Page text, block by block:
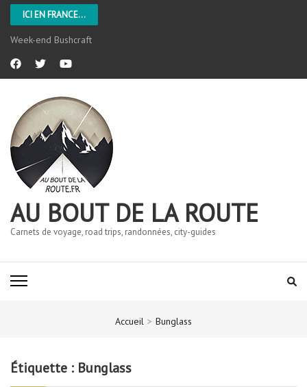
ICI EN FRANCE...
Week-end Bushcraft
AU BOUT DE LA ROUTE
Carnets de voyage, road trips, randonnées, city-guides
Accueil > Bunglass
Étiquette : Bunglass